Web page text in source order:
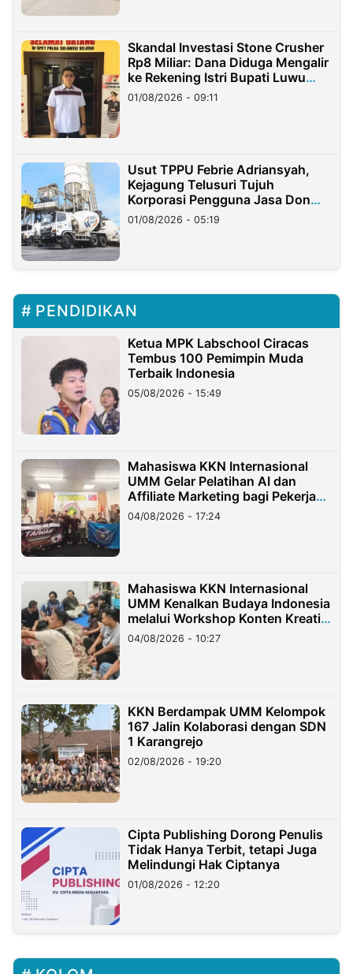
Skandal Investasi Stone Crusher
Rp8 Miliar: Dana Diduga Mengalir
ke Rekening Istri Bupati Luwu
Timur
01/08/2026 - 09:11
Usut TPPU Febrie Adriansyah,
Kejagung Telusuri Tujuh
Korporasi Pengguna Jasa Don
Ritto
01/08/2026 - 05:19
PENDIDIKAN
Ketua MPK Labschool Ciracas
Tembus 100 Pemimpin Muda
Terbaik Indonesia
05/08/2026 - 15:49
Mahasiswa KKN Internasional
UMM Gelar Pelatihan AI dan
Affiliate Marketing bagi Pekerja
Migran Indonesia di Taiwan
04/08/2026 - 17:24
Mahasiswa KKN Internasional
UMM Kenalkan Budaya Indonesia
melalui Workshop Konten Kreatif
di Taiwan
04/08/2026 - 10:27
KKN Berdampak UMM Kelompok
167 Jalin Kolaborasi dengan SDN
1 Karangrejo
02/08/2026 - 19:20
Cipta Publishing Dorong Penulis
Tidak Hanya Terbit, tetapi Juga
Melindungi Hak Ciptanya
01/08/2026 - 12:20